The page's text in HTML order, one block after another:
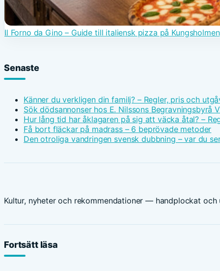
Il Forno da Gino – Guide till italiensk pizza på Kungsholmen
Senaste
Känner du verkligen din familj? – Regler, pris och
Sök dödsannonser hos E. Nilssons Begravningsbyrå
Hur lång tid har åklagaren på sig att väcka åtal? –
Få bort fläckar på madrass – 6 beprövade metoder
Den otroliga vandringen svensk dubbning – var du
Kultur, nyheter och rekommendationer — handplockat
Fortsätt läsa